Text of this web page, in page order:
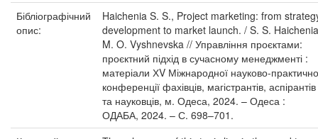
Бібліографічний
опис:
Haichenia S. S., Project marketing: from
development to market launch. / S. S.
M. O. Vyshnevska // Управління проєктами:
проєктний підхід в сучасному менеджменті :
матеріали ХV Міжнародної науково-
конференції фахівців, магістрантів, аспірантів
та науковців, м. Одеса, 2024. – Одеса :
ОДАБА, 2024. – С. 698–701.